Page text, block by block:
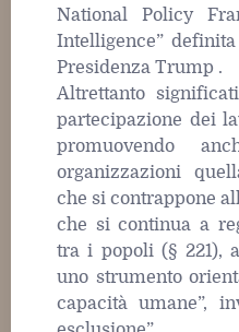
National Policy
Intelligence”
Presidenza Trump .
Altrettanto
partecipazione dei
promuovendo
organizzazioni
che si contrappone
che si continua a
tra i popoli (§ 221),
uno strumento
capacità umane”,